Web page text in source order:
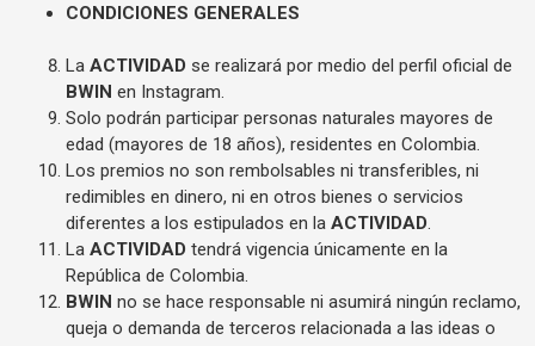
CONDICIONES GENERALES
La ACTIVIDAD se realizará por medio del perfil oficial de
BWIN en Instagram.
Solo podrán participar personas naturales mayores de
edad (mayores de 18 años), residentes en Colombia.
Los premios no son rembolsables ni transferibles, ni
redimibles en dinero, ni en otros bienes o servicios
diferentes a los estipulados en la ACTIVIDAD.
La ACTIVIDAD tendrá vigencia únicamente en la
República de Colombia.
BWIN no se hace responsable ni asumirá ningún reclamo,
queja o demanda de terceros relacionada a las ideas o